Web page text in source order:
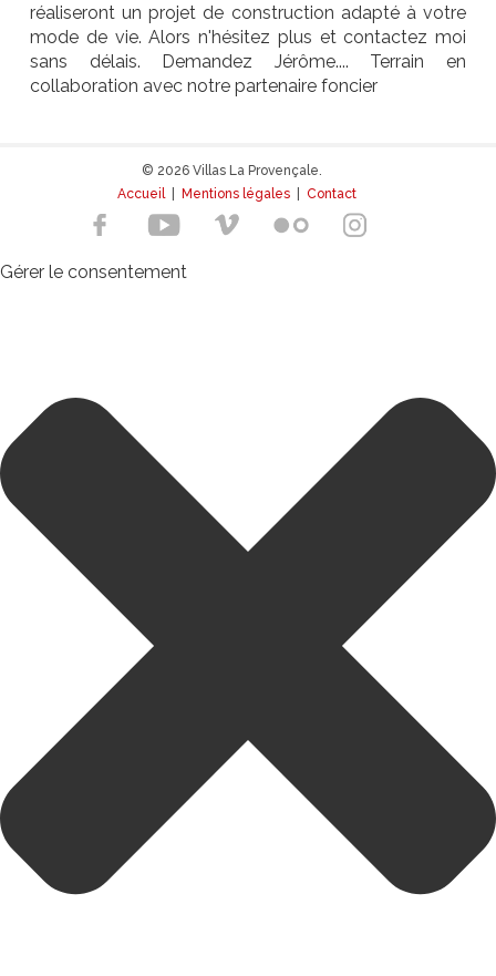
réaliseront un projet de construction adapté à votre
mode de vie. Alors n'hésitez plus et contactez moi
sans délais. Demandez Jérôme.... Terrain en
collaboration avec notre partenaire foncier
© 2026 Villas La Provençale.
Accueil| Mentions légales Contact
Gérer le consentement